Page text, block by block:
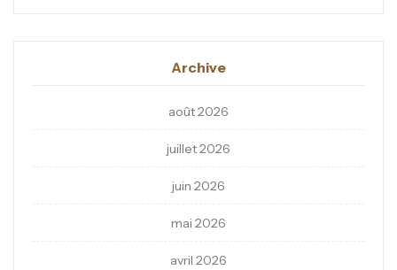
Archive
août 2026
juillet 2026
juin 2026
mai 2026
avril 2026